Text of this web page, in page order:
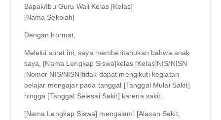
Bapak/Ibu Guru Wali Kelas [Kelas]
[Nama Sekolah]
Dengan hormat,
Melalui surat ini, saya memberitahukan bahwa anak
saya, [Nama Lengkap Siswa]kelas [Kelas]NIS/NISN
[Nomor NIS/NISN]tidak dapat mengikuti kegiatan
belajar mengajar pada tanggal [Tanggal Mulai Sakit]
hingga [Tanggal Selesai Sakit] karena sakit.
[Nama Lengkap Siswa] mengalami [Alasan Sakit,